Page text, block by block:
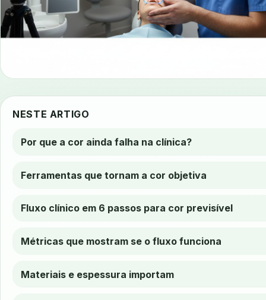
NESTE ARTIGO
Por que a cor ainda falha na clínica?
Ferramentas que tornam a cor objetiva
Fluxo clínico em 6 passos para cor previsível
Métricas que mostram se o fluxo funciona
Materiais e espessura importam